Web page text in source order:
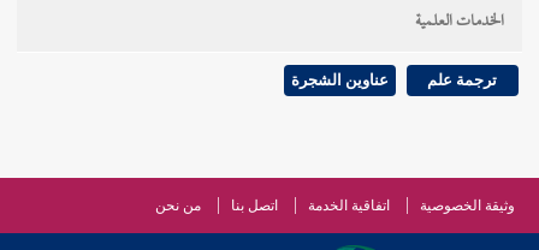
الخدمات العلمية
ترجمة علم عناوين الشجرة
وثيقة الخصوصية اتفاقية الخدمة اتصل بنا من نحن